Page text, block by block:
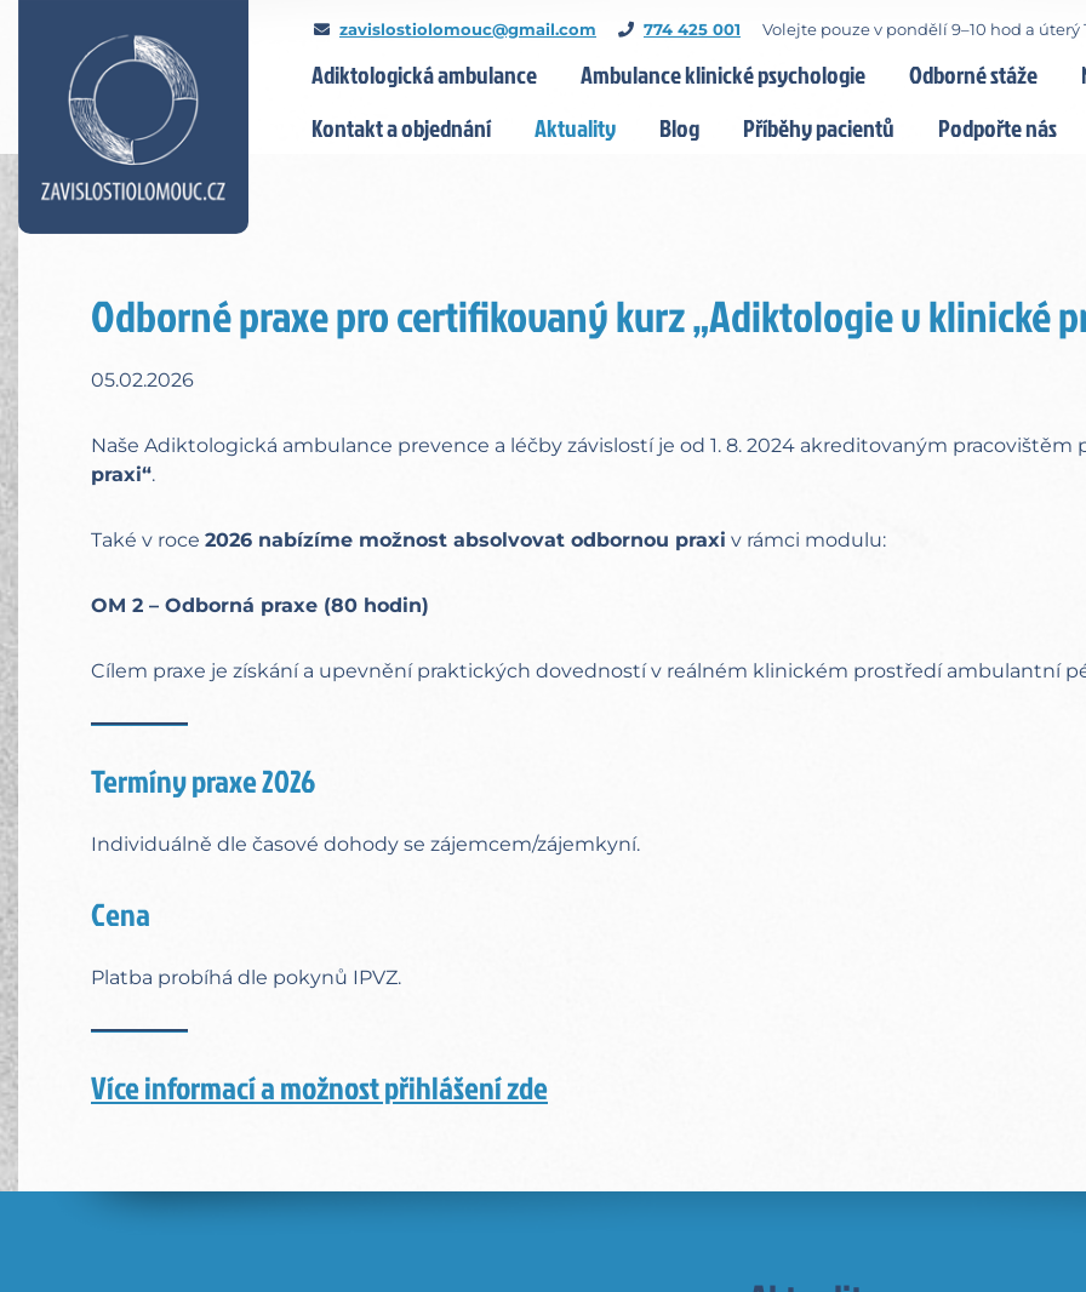
zavislostiolomouc@gmail.com 774 425 001 Volejte pouze v pondělí 9–10 hod a
Adiktologická ambulance Ambulance klinické psychologie Odborné stáže
Kontakt a objednání
Aktuality Blog Příběhy pacientů Podpořte nás
Odborné praxe pro certifikovaný kurz „Adiktologie v klinické
05.02.2026
Naše Adiktologická ambulance prevence a léčby závislostí je od 1. 8. 2024 akreditovaným
praxi“.
Také v roce 2026 nabízíme možnost absolvovat odbornou praxi v rámci modulu:
OM 2 – Odborná praxe (80 hodin)
Cílem praxe je získání a upevnění praktických dovedností v reálném klinickém prostředí ambulantní
Termíny praxe 2026
Individuálně dle časové dohody se zájemcem/zájemkyní.
Cena
Platba probíhá dle pokynů IPVZ.
Více informací a možnost přihlášení zde